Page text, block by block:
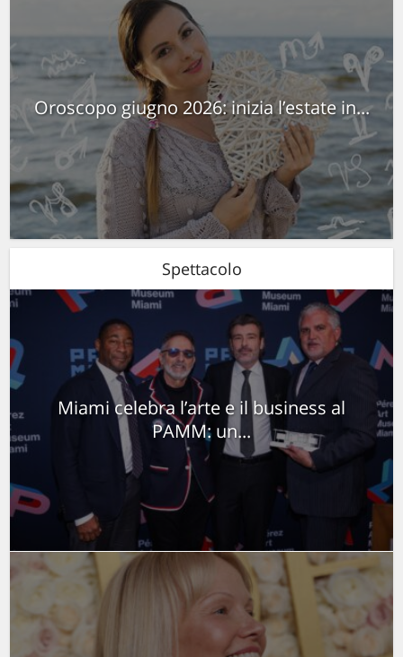
Oroscopo giugno 2026: inizia l’estate in...
Spettacolo
Miami celebra l’arte e il business al
PAMM: un...